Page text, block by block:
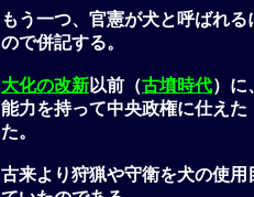
もう一つ、官憲が犬と呼ばれ
ので併記する。
大化の改新以前（古墳時代）に
能力を持って中央政権に仕えた
た。
古来より狩猟や守衛を犬の使用